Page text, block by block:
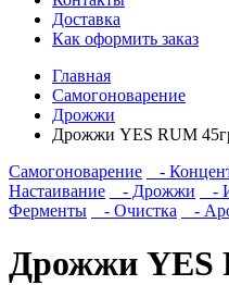
Доставка
Как оформить заказ
Главная
Самогоноварение
Дрожжи
Дрожжи YES RUM
Самогоноварение
-
Настаивание
- Дрожжи -
Ферменты
- Очистка -
Дрожжи YES